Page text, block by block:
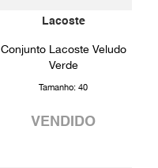
Lacoste
Conjunto Lacoste Veludo
Verde
Tamanho: 40
VENDIDO